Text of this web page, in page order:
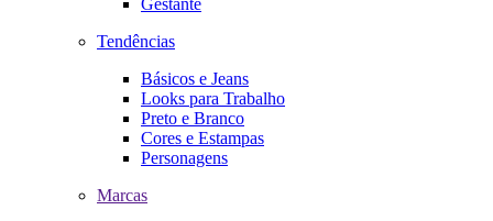
Tendências
Básicos e Jeans
Looks para Trabalho
Preto e Branco
Cores e Estampas
Personagens
Marcas